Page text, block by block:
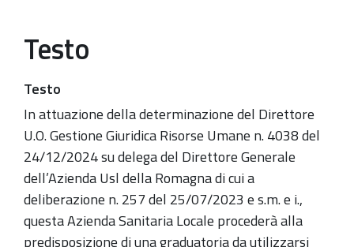
Testo
Testo
In attuazione della determinazione del Direttore
U.O. Gestione Giuridica Risorse Umane n. 4038 del
24/12/2024 su delega del Direttore Generale
dell’Azienda Usl della Romagna di cui a
deliberazione n. 257 del 25/07/2023 e s.m. e i.,
questa Azienda Sanitaria Locale procederà alla
predisposizione di una graduatoria da utilizzarsi